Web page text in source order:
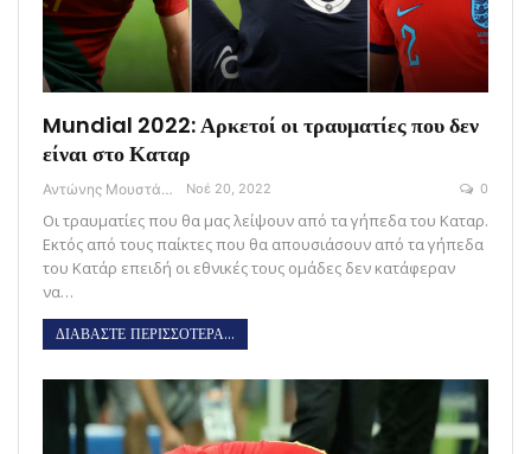
Mundial 2022: Αρκετοί οι τραυματίες που δεν
είναι στο Καταρ
Αντώνης Μουστάκας Νοέ 20, 2022 0
Οι τραυματίες που θα μας λείψουν από τα γήπεδα του Καταρ.
Εκτός από τους παίκτες που θα απουσιάσουν από τα γήπεδα
του Κατάρ επειδή οι εθνικές τους ομάδες δεν κατάφεραν
να…
ΔΙΑΒΑΣΤΕ ΠΕΡΙΣΣΟΤΕΡΑ...